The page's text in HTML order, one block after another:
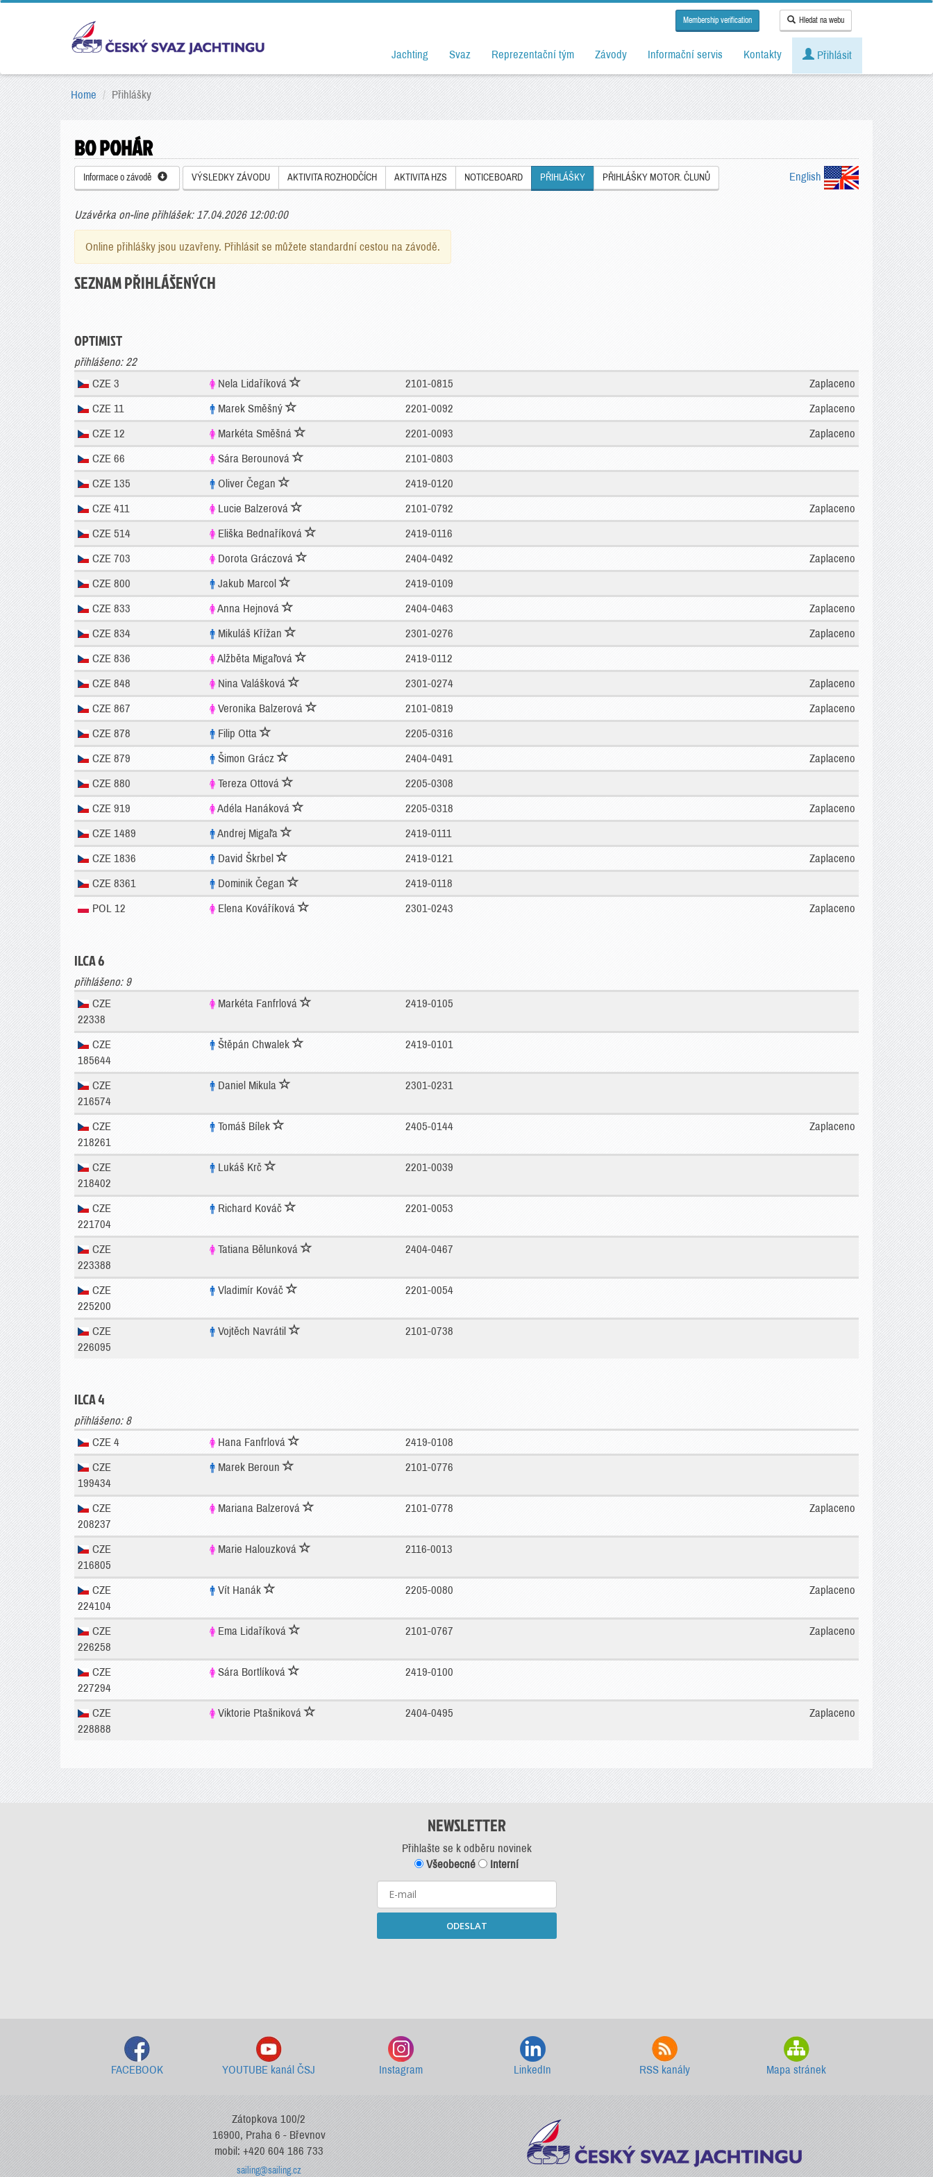
Membership verification Hledat na webu
Jachting Svaz Reprezentační tým Závody Informační servis Kontakty Přihlásit
Home Přihlášky
BO POHÁR
Informace o závodě VÝSLEDKY ZÁVODU AKTIVITA ROZHODČÍCH AKTIVITA HZS NOTICEBOARD PŘIHLÁŠKY PŘIHLÁŠKY MOTOR. ČLUNŮ English
Uzávěrka on-line přihlášek: 17.04.2026 12:00:00
Online přihlášky jsou uzavřeny. Přihlásit se můžete standardní cestou na závodě.
SEZNAM PŘIHLÁŠENÝCH
OPTIMIST
přihlášeno: 22
CZE 3
Nela Lidaříková 2101-0815 Zaplaceno
CZE 11 Marek Směšný 2201-0092 Zaplaceno
CZE 12 Markéta Směšná 2201-0093 Zaplaceno
CZE 66 Sára Berounová 2101-0803
CZE 135 Oliver Čegan 2419-0120
CZE 411 Lucie Balzerová 2101-0792 Zaplaceno
CZE 514 Eliška Bednaříková 2419-0116
CZE 703 Dorota Gráczová 2404-0492 Zaplaceno
CZE 800 Jakub Marcol 2419-0109
CZE 833 Anna Hejnová 2404-0463 Zaplaceno
CZE 834 Mikuláš Křížan 2301-0276 Zaplaceno
CZE 836 Alžběta Migaľová 2419-0112
CZE 848 Nina Valášková 2301-0274 Zaplaceno
CZE 867 Veronika Balzerová 2101-0819 Zaplaceno
CZE 878 Filip Otta 2205-0316
CZE 879 Šimon Grácz 2404-0491 Zaplaceno
CZE 880 Tereza Ottová 2205-0308
CZE 919 Adéla Hanáková 2205-0318 Zaplaceno
CZE 1489 Andrej Migaľa 2419-0111
CZE 1836 David Škrbel 2419-0121 Zaplaceno
CZE 8361 Dominik Čegan 2419-0118
POL 12 Elena Kováříková 2301-0243 Zaplaceno
ILCA 6
přihlášeno: 9
CZE
22338
Markéta Fanfrlová 2419-0105
CZE
185644
Štěpán Chwalek 2419-0101
CZE
216574
Daniel Mikula 2301-0231
CZE
218261
Tomáš Bílek 2405-0144 Zaplaceno
CZE
218402
Lukáš Krč 2201-0039
CZE
221704
Richard Kováč 2201-0053
CZE
223388
Tatiana Bělunková 2404-0467
CZE
225200
Vladimír Kováč 2201-0054
CZE
226095
Vojtěch Navrátil 2101-0738
ILCA 4
přihlášeno: 8
CZE 4
Hana Fanfrlová 2419-0108
CZE
199434
Marek Beroun 2101-0776
CZE
208237
Mariana Balzerová 2101-0778 Zaplaceno
CZE
216805
Marie Halouzková 2116-0013
CZE
224104
Vít Hanák 2205-0080 Zaplaceno
CZE
226258
Ema Lidaříková 2101-0767 Zaplaceno
CZE
227294
Sára Bortlíková 2419-0100
CZE
228888
Viktorie Ptašniková 2404-0495 Zaplaceno
NEWSLETTER
Přihlašte se k odběru novinek
Všeobecné
Interní
ODESLAT
FACEBOOK YOUTUBE kanál ČSJ Instagram LinkedIn RSS kanály Mapa stránek
Zátopkova 100/2
16900, Praha 6 - Břevnov
mobil: +420 604 186 733
sailing@sailing.cz